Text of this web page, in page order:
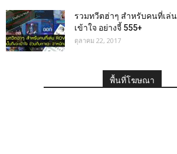
รวมทวีตฮ่าๆ สำหรับคนที่เล่น
เข้าใจ อย่างจี้ 555+
ตุลาคม 22, 2017
พื้นที่โฆษณา